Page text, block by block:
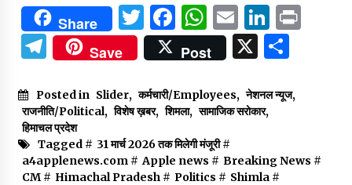
Share Twitter
Facebook
WhatsApp
Email
Telegram
Save Post X
Posted in Slider, कर्मचारी/Employees, नेशनल न्यूज,
राजनीति/Political, विशेष ख़बर, शिमला, सामाजिक सरोकार,
हिमाचल प्रदेश
Tagged # 31 मार्च 2026 तक मिलेगी मंजूरी#
a4applenews.com# Apple news # Breaking News #
CM# Himachal Pradesh# Politics # Shimla#